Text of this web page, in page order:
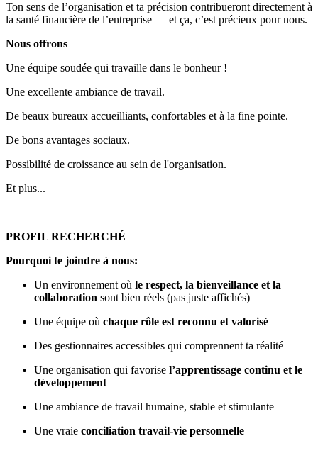
Ton sens de l’organisation et ta précision contribueront directement à
la santé financière de l’entreprise — et ça, c’est précieux pour nous.
Nous offrons
Une équipe soudée qui travaille dans le bonheur !
Une excellente ambiance de travail.
De beaux bureaux accueilliants, confortables et à la fine pointe.
De bons avantages sociaux.
Possibilité de croissance au sein de l'organisation.
Et plus...
PROFIL RECHERCHÉ
Pourquoi te joindre à nous:
Un environnement où le respect, la bienveillance et la
collaboration sont bien réels (pas juste affichés)
Une équipe où chaque rôle est reconnu et valorisé
Des gestionnaires accessibles qui comprennent ta réalité
Une organisation qui favorise l’apprentissage continu et le
développement
Une ambiance de travail humaine, stable et stimulante
Une vraie conciliation travail-vie personnelle